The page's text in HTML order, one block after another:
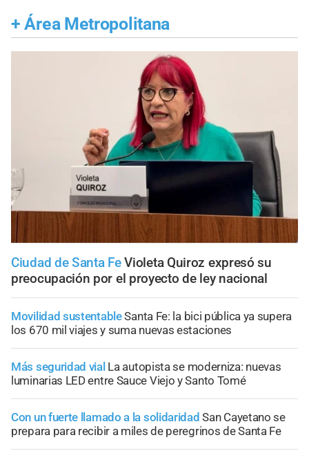
+ Área Metropolitana
Ciudad de Santa Fe Violeta Quiroz expresó su
preocupación por el proyecto de ley nacional
Movilidad sustentableSanta Fe: la bici pública ya supera
los 670 mil viajes y suma nuevas estaciones
Más seguridad vial La autopista se moderniza: nuevas
luminarias LED entre Sauce Viejo y Santo Tomé
Con un fuerte llamado a la solidaridad San Cayetano se
prepara para recibir a miles de peregrinos de Santa Fe